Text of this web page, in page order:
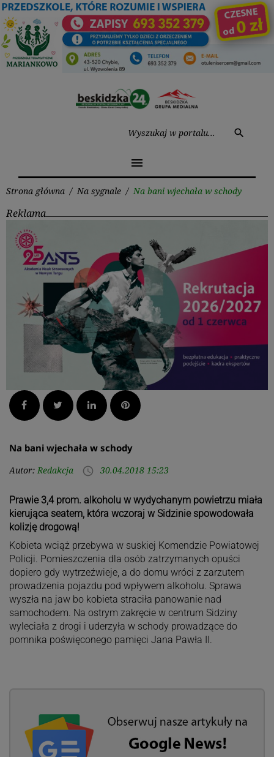
Przejdź
do
treści
search
menu
Strona główna / Na sygnale / Na bani wjechała w schody
Reklama
Facebook Twitter LinkedInPinterest
Na bani wjechała w schody
Autor: Redakcja access_time 30.04.2018 15:23
Prawie 3,4 prom. alkoholu w wydychanym powietrzu miała
kierująca seatem, która wczoraj w Sidzinie spowodowała
kolizję drogową!
Kobieta wciąż przebywa w suskiej Komendzie Powiatowej
Policji. Pomieszczenia dla osób zatrzymanych opuści
dopiero gdy wytrzeźwieje, a do domu wróci z zarzutem
prowadzenia pojazdu pod wpływem alkoholu. Sprawa
wyszła na jaw bo kobieta straciła panowanie nad
samochodem. Na ostrym zakręcie w centrum Sidziny
wyleciała z drogi i uderzyła w schody prowadzące do
pomnika poświęconego pamięci Jana Pawła II.